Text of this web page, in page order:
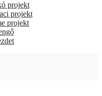
projekt
projekt
projekt